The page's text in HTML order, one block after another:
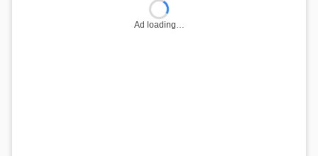
Ad loading…